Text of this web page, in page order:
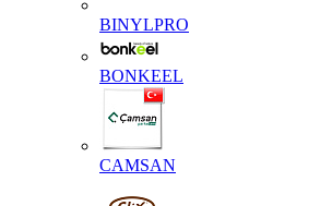
BINYLPRO
BONKEEL
CAMSAN